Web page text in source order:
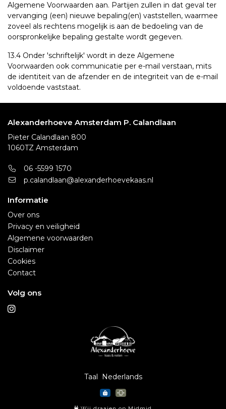
Algemene Voorwaarden aan. Partijen zullen in dat geval ter
vervanging (een) nieuwe bepaling(en) vaststellen, waarmee
zoveel als rechtens mogelijk is aan de bedoeling van de
oorspronkelijke bepaling gestalte wordt gegeven.
13.4 Onder 'schriftelijk' wordt in deze Algemene
Voorwaarden ook communicatie per e-mail verstaan, mits
de identiteit van de afzender en de integriteit van de e-mail
voldoende vaststaat.
Alexanderhoeve Amsterdam P. Calandlaan
Pieter Calandlaan 800
1060TZ Amsterdam
06 -5599 1570
p.calandlaan@alexanderhoevekaas.nl
Informatie
Over ons
Privacy en veiligheid
Algemene voorwaarden
Disclaimer
Cookies
Contact
Volg ons
Taal